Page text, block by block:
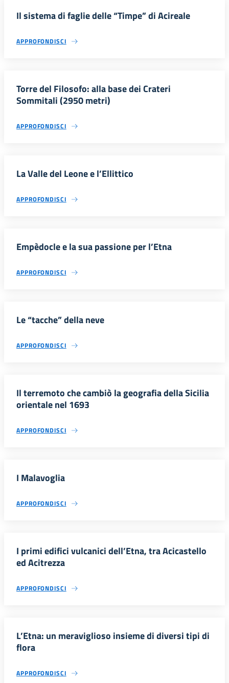
Il sistema di faglie delle “Timpe” di Acireale
APPROFONDISCI
Torre del Filosofo: alla base dei Crateri
Sommitali (2950 metri)
APPROFONDISCI
La Valle del Leone e l’Ellittico
APPROFONDISCI
Empèdocle e la sua passione per l’Etna
APPROFONDISCI
Le “tacche” della neve
APPROFONDISCI
Il terremoto che cambiò la geografia della Sicilia
orientale nel 1693
APPROFONDISCI
I Malavoglia
APPROFONDISCI
I primi edifici vulcanici dell’Etna, tra Acicastello
ed Acitrezza
APPROFONDISCI
L’Etna: un meraviglioso insieme di diversi tipi di
flora
APPROFONDISCI